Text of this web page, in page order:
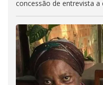
concessão de entrevista